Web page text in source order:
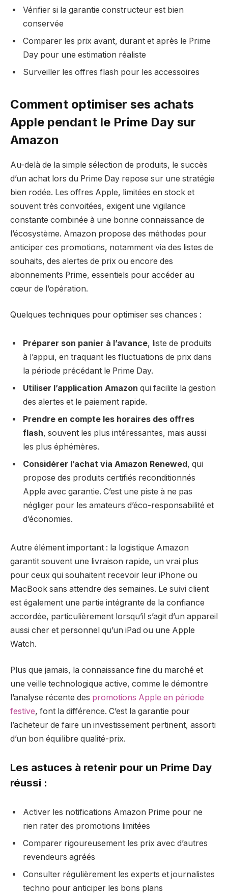
Vérifier si la garantie constructeur est bien
conservée
Comparer les prix avant, durant et après le Prime
Day pour une estimation réaliste
Surveiller les offres flash pour les accessoires
Comment optimiser ses achats
Apple pendant le Prime Day sur
Amazon
Au-delà de la simple sélection de produits, le succès
d’un achat lors du Prime Day repose sur une stratégie
bien rodée. Les offres Apple, limitées en stock et
souvent très convoitées, exigent une vigilance
constante combinée à une bonne connaissance de
l’écosystème. Amazon propose des méthodes pour
anticiper ces promotions, notamment via des listes de
souhaits, des alertes de prix ou encore des
abonnements Prime, essentiels pour accéder au
cœur de l’opération.
Quelques techniques pour optimiser ses chances :
Préparer son panier à l’avance, liste de produits
à l’appui, en traquant les fluctuations de prix dans
la période précédant le Prime Day.
Utiliser l’application Amazon qui facilite la gestion
des alertes et le paiement rapide.
Prendre en compte les horaires des offres
flash, souvent les plus intéressantes, mais aussi
les plus éphémères.
Considérer l’achat via Amazon Renewed , qui
propose des produits certifiés reconditionnés
Apple avec garantie. C’est une piste à ne pas
négliger pour les amateurs d’éco-responsabilité et
d’économies.
Autre élément important : la logistique Amazon
garantit souvent une livraison rapide, un vrai plus
pour ceux qui souhaitent recevoir leur iPhone ou
MacBook sans attendre des semaines. Le suivi client
est également une partie intégrante de la confiance
accordée, particulièrement lorsqu’il s’agit d’un appareil
aussi cher et personnel qu’un iPad ou une Apple
Watch.
Plus que jamais, la connaissance fine du marché et
une veille technologique active, comme le démontre
l’analyse récente des promotions Apple en période
festive, font la différence. C’est la garantie pour
l’acheteur de faire un investissement pertinent, assorti
d’un bon équilibre qualité-prix.
Les astuces à retenir pour un Prime Day
réussi :
Activer les notifications Amazon Prime pour ne
rien rater des promotions limitées
Comparer rigoureusement les prix avec d’autres
revendeurs agréés
Consulter régulièrement les experts et journalistes
techno pour anticiper les bons plans